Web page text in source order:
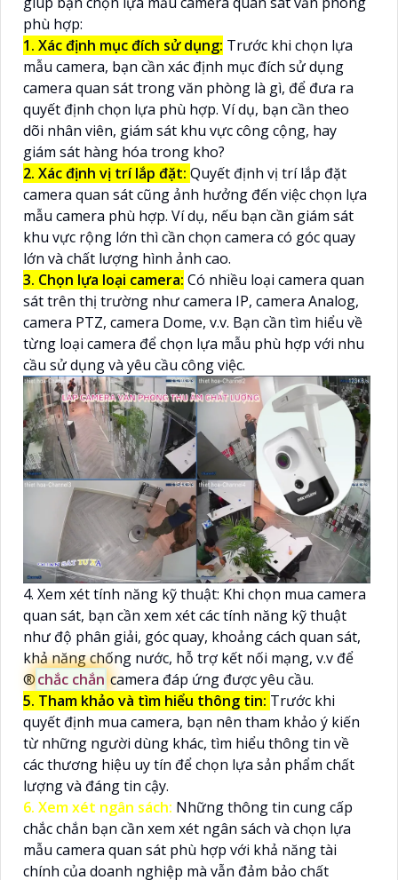
phù hợp:
1. Xác định mục đích sử dụng: Trước khi chọn lựa
mẫu camera, bạn cần xác định mục đích sử dụng
camera quan sát trong văn phòng là gì, để đưa ra
quyết định chọn lựa phù hợp. Ví dụ, bạn cần theo
dõi nhân viên, giám sát khu vực công cộng, hay
giám sát hàng hóa trong kho?
2. Xác định vị trí lắp đặt: Quyết định vị trí lắp đặt
camera quan sát cũng ảnh hưởng đến việc chọn lựa
mẫu camera phù hợp. Ví dụ, nếu bạn cần giám sát
khu vực rộng lớn thì cần chọn camera có góc quay
lớn và chất lượng hình ảnh cao.
3. Chọn lựa loại camera: Có nhiều loại camera quan
sát trên thị trường như camera IP, camera Analog,
camera PTZ, camera Dome, v.v. Bạn cần tìm hiểu về
từng loại camera để chọn lựa mẫu phù hợp với nhu
cầu sử dụng và yêu cầu công việc.
4. Xem xét tính năng kỹ thuật: Khi chọn mua camera
quan sát, bạn cần xem xét các tính năng kỹ thuật
như độ phân giải, góc quay, khoảng cách quan sát,
khả năng chống nước, hỗ trợ kết nối mạng, v.v để
®️chắc chắn camera đáp ứng được yêu cầu.
5. Tham khảo và tìm hiểu thông tin: Trước khi
quyết định mua camera, bạn nên tham khảo ý kiến
từ những người dùng khác, tìm hiểu thông tin về
các thương hiệu uy tín để chọn lựa sản phẩm chất
lượng và đáng tin cậy.
6. Xem xét ngân sách: Những thông tin cung cấp
chắc chắn bạn cần xem xét ngân sách và chọn lựa
mẫu camera quan sát phù hợp với khả năng tài
chính của doanh nghiệp mà vẫn đảm bảo chất